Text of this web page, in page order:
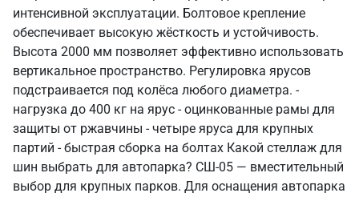
интенсивной эксплуатации. Болтовое крепление
обеспечивает высокую жёсткость и устойчивость.
Высота 2000 мм позволяет эффективно использовать
вертикальное пространство. Регулировка ярусов
подстраивается под колёса любого диаметра. -
нагрузка до 400 кг на ярус - оцинкованные рамы для
защиты от ржавчины - четыре яруса для крупных
партий - быстрая сборка на болтах Какой стеллаж для
шин выбрать для автопарка? СШ-05 — вместительный
выбор для крупных парков. Для оснащения автопарка